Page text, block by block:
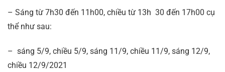
– Sáng từ 7h30 đến 11h00, chiều từ 13h 30 đến 17h00 cụ
thể như sau:
– sáng 5/9, chiều 5/9, sáng 11/9, chiều 11/9, sáng 12/9,
chiều 12/9/2021